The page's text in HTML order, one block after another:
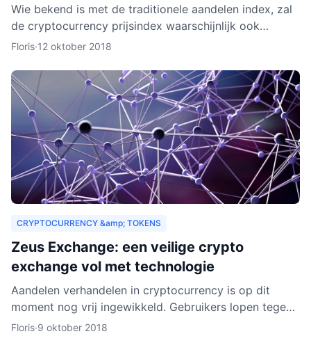
Wie bekend is met de traditionele aandelen index, zal
de cryptocurrency prijsindex waarschijnlijk ook
interessant vinden. In dit artikel behandelen we hoe
Floris·12 oktober 2018
CRYPTOCURRENCY &amp; TOKENS
Zeus Exchange: een veilige crypto
exchange vol met technologie
Aandelen verhandelen in cryptocurrency is op dit
moment nog vrij ingewikkeld. Gebruikers lopen tegen
drempels aan. Er gelden bijvoorbeeld strenge regels,
Floris·9 oktober 2018